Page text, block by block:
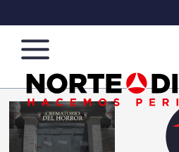
Norte
de
Más
que